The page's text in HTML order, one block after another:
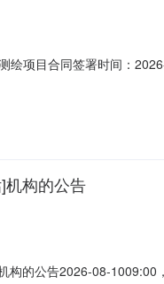
绘项目合同签署时间：
6617639供应商(乙
机构的公告
构的公告2026-08-1009:00